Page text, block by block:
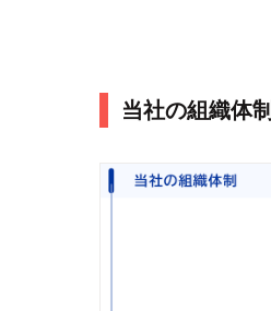
当社の組織体制